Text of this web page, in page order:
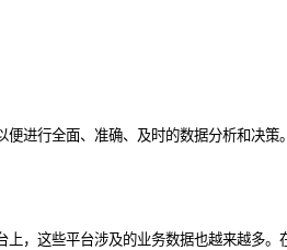
进行全面、准确、及时的数据分析和决策。
，这些平台涉及的业务数据也越来越多